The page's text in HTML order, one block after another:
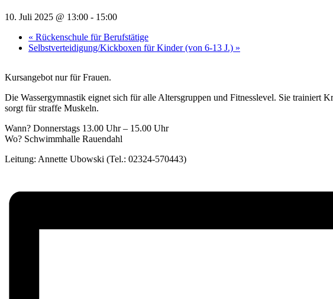
10. Juli 2025 @ 13:00 - 15:00
« Rückenschule für Berufstätige
Selbstverteidigung/Kickboxen für Kinder (von 6-13 J.) »
Kursangebot nur für Frauen.
Die Wassergymnastik eignet sich für alle Altersgruppen und Fitnesslevel. Sie
sorgt für straffe Muskeln.
Wann? Donnerstags 13.00 Uhr – 15.00 Uhr
Wo? Schwimmhalle Rauendahl
Leitung: Annette Ubowski (Tel.: 02324-570443)